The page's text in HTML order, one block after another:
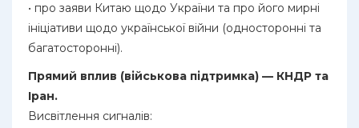
• про заяви Китаю щодо України та про його мирні
ініціативи щодо української війни (односторонні та
багатосторонні).
Прямий вплив (військова підтримка) — КНДР та
Іран.
Висвітлення сигналів: